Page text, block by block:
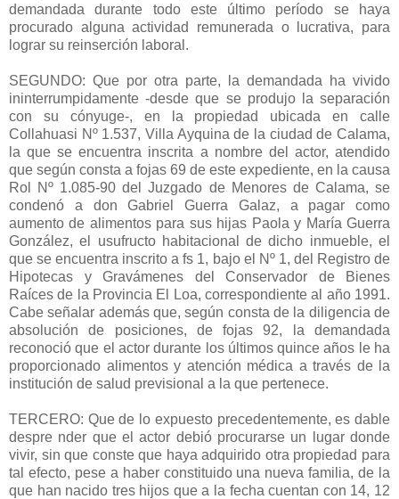
demandada durante todo este último período se haya
procurado alguna actividad remunerada o lucrativa, para
lograr su reinserción laboral.
SEGUNDO: Que por otra parte, la demandada ha vivido
ininterrumpidamente -desde que se produjo la separación
con su cónyuge-, en la propiedad ubicada en calle
Collahuasi Nº 1.537, Villa Ayquina de la ciudad de Calama,
la que se encuentra inscrita a nombre del actor, atendido
que según consta a fojas 69 de este expediente, en la causa
Rol Nº 1.085-90 del Juzgado de Menores de Calama, se
condenó a don Gabriel Guerra Galaz, a pagar como
aumento de alimentos para sus hijas Paola y María Guerra
González, el usufructo habitacional de dicho inmueble, el
que se encuentra inscrito a fs 1, bajo el Nº 1, del Registro de
Hipotecas y Gravámenes del Conservador de Bienes
Raíces de la Provincia El Loa, correspondiente al año 1991.
Cabe señalar además que, según consta de la diligencia de
absolución de posiciones, de fojas 92, la demandada
reconoció que el actor durante los últimos quince años le ha
proporcionado alimentos y atención médica a través de la
institución de salud previsional a la que pertenece.
TERCERO: Que de lo expuesto precedentemente, es dable
despre nder que el actor debió procurarse un lugar donde
vivir, sin que conste que haya adquirido otra propiedad para
tal efecto, pese a haber constituido una nueva familia, de la
que han nacido tres hijos que a la fecha cuentan con 14, 12